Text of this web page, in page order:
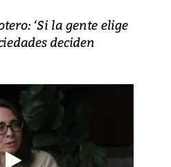
‘Si la gente elige
deciden